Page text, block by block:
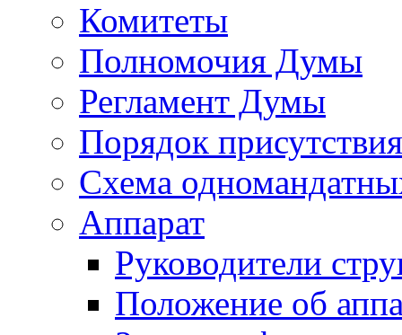
Комитеты
Полномочия Думы
Регламент Думы
Порядок
Схема
Аппарат
Руководители
Положение об